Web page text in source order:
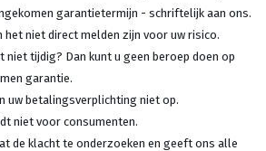
garantietermijn - schriftelijk aan ons.
het niet direct melden zijn voor uw risico.
niet tijdig? Dan kunt u geen beroep doen op
garantie.
uw betalingsverplichting niet op.
niet voor consumenten.
de klacht te onderzoeken en geeft ons alle